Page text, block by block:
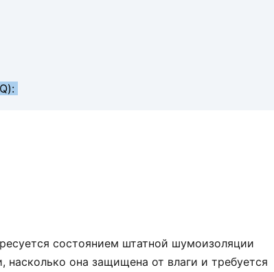
состоянием штатной шумоизоляции
насколько она защищена от влаги и требуется